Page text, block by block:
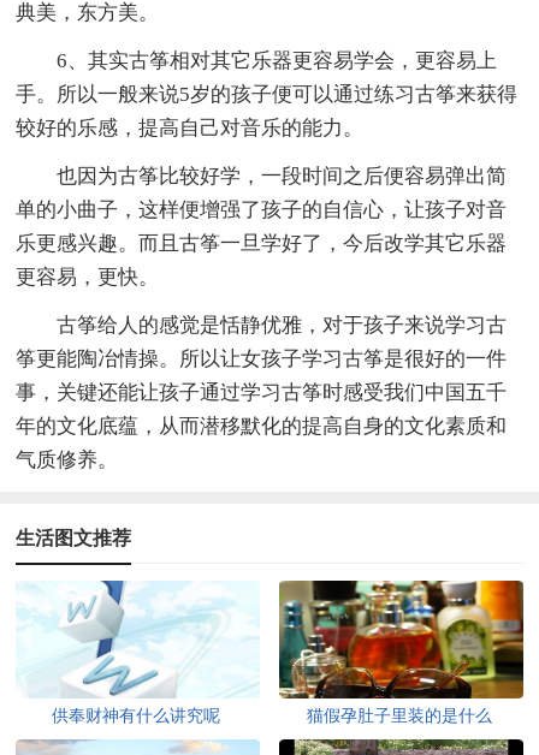
典美，东方美。
6、其实古筝相对其它乐器更容易学会，更容易上
手。所以一般来说5岁的孩子便可以通过练习古筝来获得
较好的乐感，提高自己对音乐的能力。
也因为古筝比较好学，一段时间之后便容易弹出简
单的小曲子，这样便增强了孩子的自信心，让孩子对音
乐更感兴趣。而且古筝一旦学好了，今后改学其它乐器
更容易，更快。
古筝给人的感觉是恬静优雅，对于孩子来说学习古
筝更能陶冶情操。所以让女孩子学习古筝是很好的一件
事，关键还能让孩子通过学习古筝时感受我们中国五千
年的文化底蕴，从而潜移默化的提高自身的文化素质和
气质修养。
生活图文推荐
供奉财神有什么讲究呢 猫假孕肚子里装的是什么